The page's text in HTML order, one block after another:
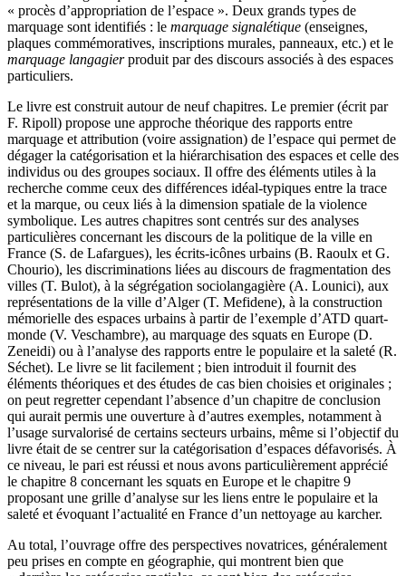
« procès d’appropriation de l’espace ». Deux grands types de
marquage sont identifiés : le marquage signalétique (enseignes,
plaques commémoratives, inscriptions murales, panneaux, etc.) et le
marquage langagierproduit par des discours associés à des espaces
particuliers.
Le livre est construit autour de neuf chapitres. Le premier (écrit par
F. Ripoll) propose une approche théorique des rapports entre
marquage et attribution (voire assignation) de l’espace qui permet de
dégager la catégorisation et la hiérarchisation des espaces et celle des
individus ou des groupes sociaux. Il offre des éléments utiles à la
recherche comme ceux des différences idéal-typiques entre la trace
et la marque, ou ceux liés à la dimension spatiale de la violence
symbolique. Les autres chapitres sont centrés sur des analyses
particulières concernant les discours de la politique de la ville en
France (S. de Lafargues), les écrits-icônes urbains (B. Raoulx et G.
Chourio), les discriminations liées au discours de fragmentation des
villes (T. Bulot), à la ségrégation sociolangagière (A. Lounici), aux
représentations de la ville d’Alger (T. Mefidene), à la construction
mémorielle des espaces urbains à partir de l’exemple d’ATD quart-
monde (V. Veschambre), au marquage des squats en Europe (D.
Zeneidi) ou à l’analyse des rapports entre le populaire et la saleté (R.
Séchet). Le livre se lit facilement ; bien introduit il fournit des
éléments théoriques et des études de cas bien choisies et originales ;
on peut regretter cependant l’absence d’un chapitre de conclusion
qui aurait permis une ouverture à d’autres exemples, notamment à
l’usage survalorisé de certains secteurs urbains, même si l’objectif du
livre était de se centrer sur la catégorisation d’espaces défavorisés. À
ce niveau, le pari est réussi et nous avons particulièrement apprécié
le chapitre 8 concernant les squats en Europe et le chapitre 9
proposant une grille d’analyse sur les liens entre le populaire et la
saleté et évoquant l’actualité en France d’un nettoyage au karcher.
Au total, l’ouvrage offre des perspectives novatrices, généralement
peu prises en compte en géographie, qui montrent bien que